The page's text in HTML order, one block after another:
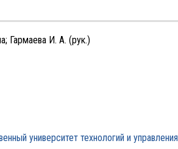
Гармаева И. А. (рук.)
университет технологий и управления